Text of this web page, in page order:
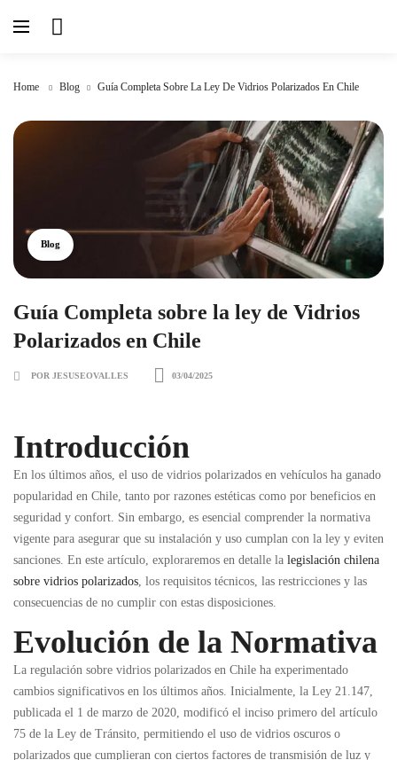
Home Blog Guía Completa Sobre La Ley De Vidrios Polarizados En Chile
Blog
Guía Completa sobre la ley de Vidrios
Polarizados en Chile
POR JESUSEOVALLES 03/04/2025
Introducción
En los últimos años, el uso de vidrios polarizados en vehículos ha ganado
popularidad en Chile, tanto por razones estéticas como por beneficios en
seguridad y confort. Sin embargo, es esencial comprender la normativa
vigente para asegurar que su instalación y uso cumplan con la ley y eviten
sanciones. En este artículo, exploraremos en detalle la legislación chilena
sobre vidrios polarizados, los requisitos técnicos, las restricciones y las
consecuencias de no cumplir con estas disposiciones.
Evolución de la Normativa
La regulación sobre vidrios polarizados en Chile ha experimentado
cambios significativos en los últimos años. Inicialmente, la Ley 21.147,
publicada el 1 de marzo de 2020, modificó el inciso primero del artículo
75 de la Ley de Tránsito, permitiendo el uso de vidrios oscuros o
polarizados que cumplieran con ciertos factores de transmisión de luz y